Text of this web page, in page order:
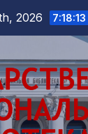
2026 7:18:15